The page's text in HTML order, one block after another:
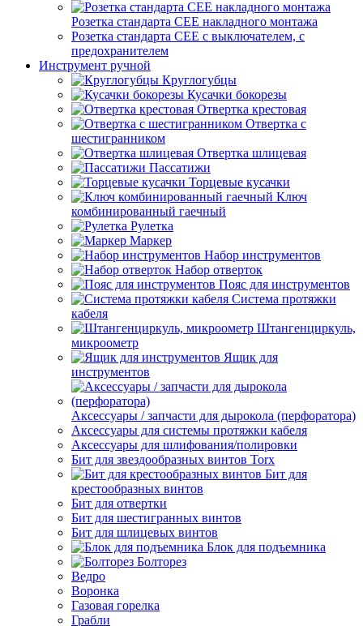
Розетка стандарта СЕЕ накладного монтажа
Розетка стандарта СЕЕ с выключателем, с
предохранителем
Инструмент ручной
Круглогубцы
Кусачки бокорезы
Отвертка крестовая
Отвертка с
шестигранником
Отвертка шлицевая
Пассатижи
Торцевые кусачки
Ключ
комбинированный гаечный
Рулетка
Маркер
Набор инструментов
Набор отверток
Пояс для инструментов
Система протяжки
кабеля
Штангенциркуль,
микроометр
Ящик для
инструментов
Аксессуары / запчасти для дырокола (перфоратора)
Аксессуары для системы протяжки кабеля
Аксессуары для шлифования/полировки
Бит для звездообразных винтов Torx
Бит для
крестообразных винтов
Бит для отвертки
Бит для шестигранных винтов
Бит для шлицевых винтов
Блок для подъемника
Болторез
Ведро
Воронка
Газовая горелка
Грабли